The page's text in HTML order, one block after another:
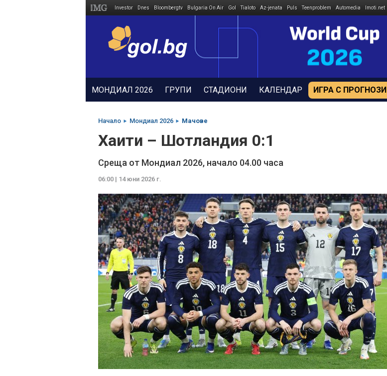
Investor Dnes Bloombergtv Bulgaria On Air Gol Tialoto Az-jenata Puls Teenproblem Automedia Imoti.net
МОНДИАЛ 2026 ГРУПИ СТАДИОНИ КАЛЕНДАР ИГРА С ПРОГНОЗИ
Начало Мондиал 2026 Мачове
Хаити – Шотландия 0:1
Среща от Мондиал 2026, начало 04.00 часа
06:00 | 14 юни 2026 г.